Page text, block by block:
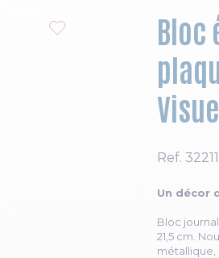
Bloc
Ref.
Un décor
Bloc
21,5 cm.
métallique,